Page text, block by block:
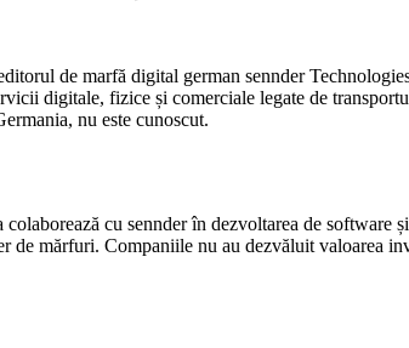
de marfă digital german sennder
digitale, fizice și comerciale legate de
nu este cunoscut.
cu sennder în dezvoltarea de software
mărfuri. Companiile nu au dezvăluit valoarea